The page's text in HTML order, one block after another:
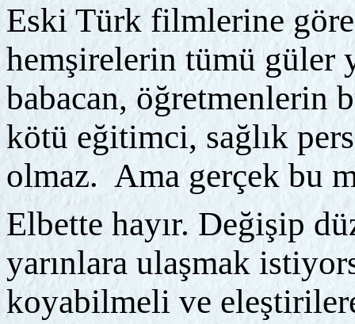
Eski Türk filmlerine
hemşirelerin tümü güler
babacan,
kötü eğitimci, sağlık
olmaz. Ama gerçek bu
Elbette hayır. Değişip
yarınlara ulaşmak
koyabilmeli ve